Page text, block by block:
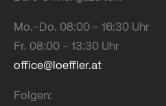
Mo.–Do. 08:00 – 16:30 Uhr
Fr. 08:00 – 13:30 Uhr
office@loeffler.at
Folgen: